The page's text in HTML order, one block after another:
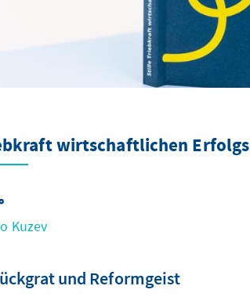
wirtschaftlichen Erfolgs“
Kuzev
und Reformgeist